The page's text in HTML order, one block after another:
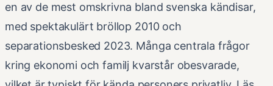
en av de mest omskrivna bland svenska kändisar,
med spektakulärt bröllop 2010 och
separationsbesked 2023. Många centrala frågor
kring ekonomi och familj kvarstår obesvarade,